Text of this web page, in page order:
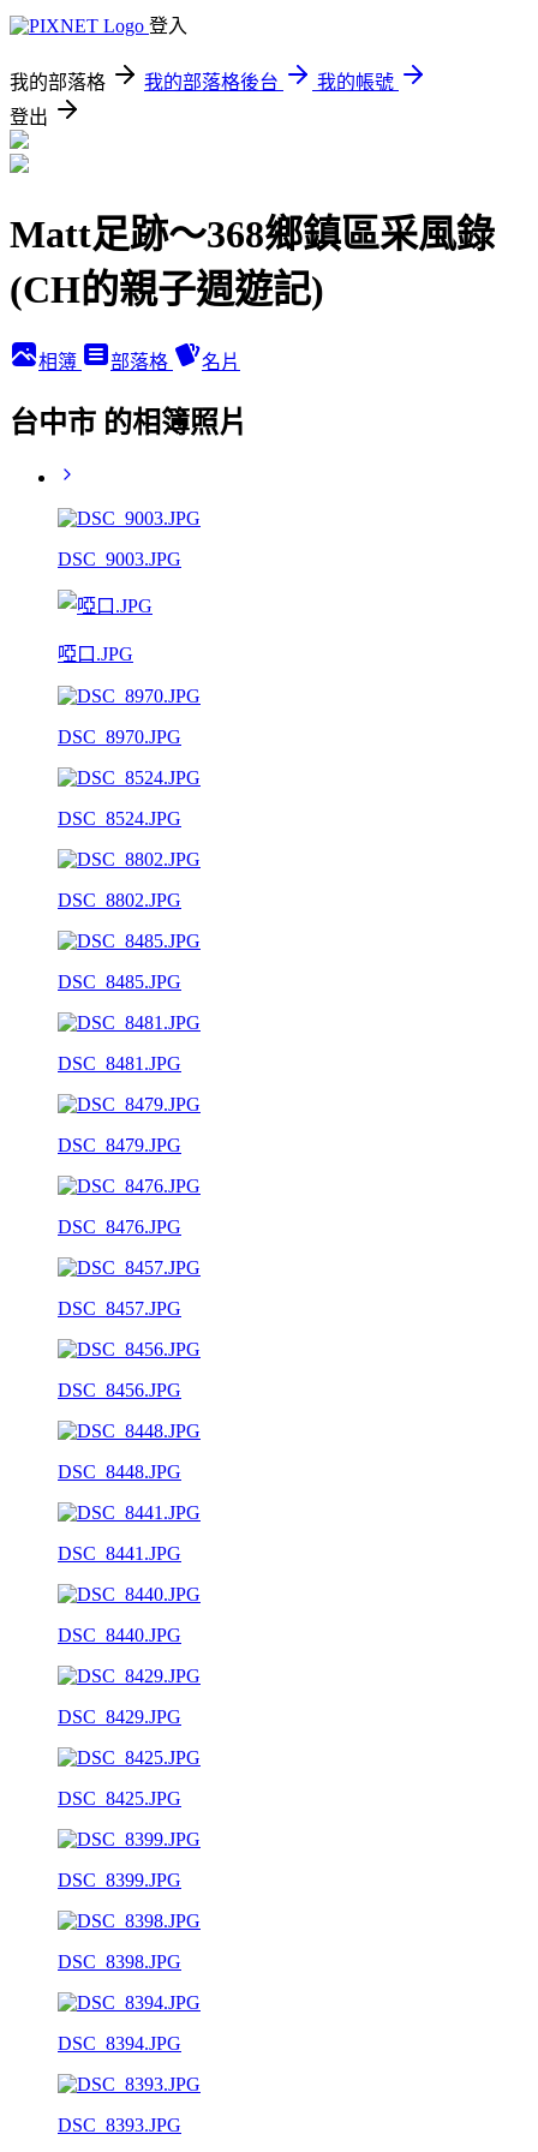
登入
我的部落格 我的部落格後台
我的帳號
登出
Matt足跡～368鄉鎮區采風錄
(CH的親子週遊記)
相簿 部落格 名片
台中市 的相簿照片
DSC_9003.JPG
啞口.JPG
DSC_8970.JPG
DSC_8524.JPG
DSC_8802.JPG
DSC_8485.JPG
DSC_8481.JPG
DSC_8479.JPG
DSC_8476.JPG
DSC_8457.JPG
DSC_8456.JPG
DSC_8448.JPG
DSC_8441.JPG
DSC_8440.JPG
DSC_8429.JPG
DSC_8425.JPG
DSC_8399.JPG
DSC_8398.JPG
DSC_8394.JPG
DSC_8393.JPG